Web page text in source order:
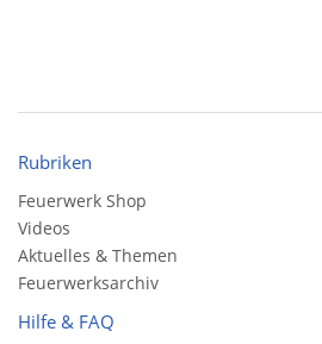
Rubriken
Feuerwerk Shop
Videos
Aktuelles & Themen
Feuerwerksarchiv
Hilfe & FAQ